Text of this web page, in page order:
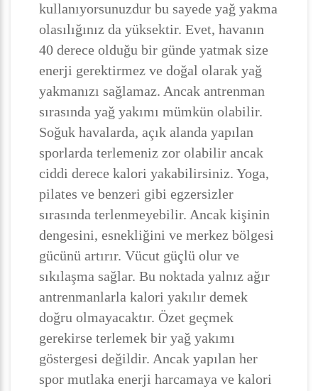
kullanıyorsunuzdur bu sayede yağ yakma
olasılığınız da yüksektir. Evet, havanın
40 derece olduğu bir günde yatmak size
enerji gerektirmez ve doğal olarak yağ
yakmanızı sağlamaz. Ancak antrenman
sırasında yağ yakımı mümkün olabilir.
Soğuk havalarda, açık alanda yapılan
sporlarda terlemeniz zor olabilir ancak
ciddi derece kalori yakabilirsiniz. Yoga,
pilates ve benzeri gibi egzersizler
sırasında terlenmeyebilir. Ancak kişinin
dengesini, esnekliğini ve merkez bölgesi
gücünü artırır. Vücut güçlü olur ve
sıkılaşma sağlar. Bu noktada yalnız ağır
antrenmanlarla kalori yakılır demek
doğru olmayacaktır. Özet geçmek
gerekirse terlemek bir yağ yakımı
göstergesi değildir. Ancak yapılan her
spor mutlaka enerji harcamaya ve kalori